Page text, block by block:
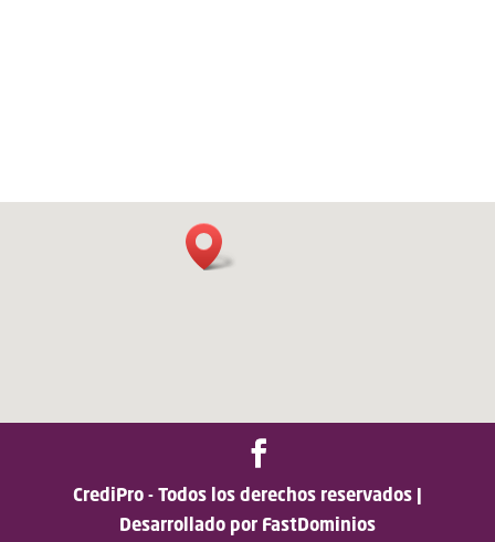
CrediPro - Todos los derechos reservados |
Desarrollado por FastDominios